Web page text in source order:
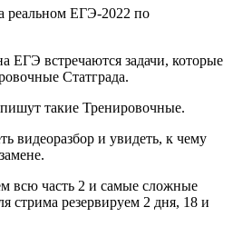
реальном ЕГЭ-2022 по
ЕГЭ встречаются задачи, которые
Статграда.
такие Тренировочные.
видеоразбор и увидеть, к чему
всю часть 2 и самые сложные
стрима резервируем 2 дня, 18 и